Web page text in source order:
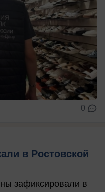
0
в Ростовской
зафиксировали в